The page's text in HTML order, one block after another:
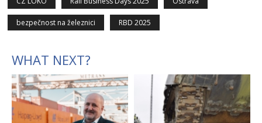
bezpečnost na železnici RBD 2025
WHAT NEXT?